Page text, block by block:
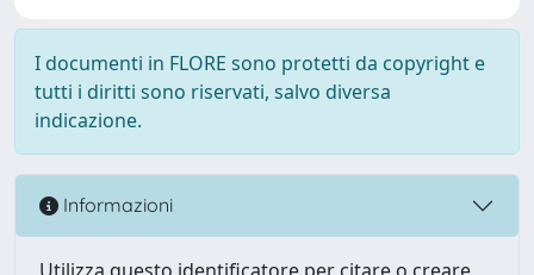
I documenti in FLORE sono protetti da copyright e
tutti i diritti sono riservati, salvo diversa
indicazione.
Informazioni